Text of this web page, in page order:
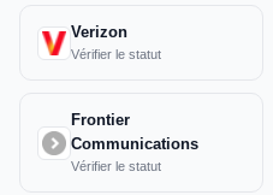
Verizon
Vérifier le statut
Frontier
Communications
Vérifier le statut